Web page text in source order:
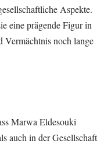
Aspekte.
eine prägende Figur in
Vermächtnis noch lange
Marwa Eldesouki
auch in der Gesellschaft